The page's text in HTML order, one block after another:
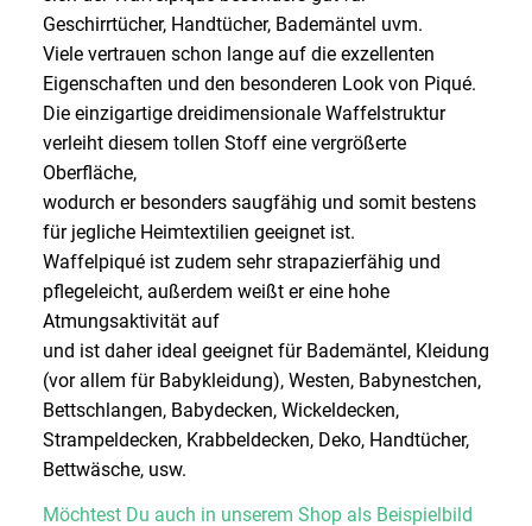
Geschirrtücher, Handtücher, Bademäntel uvm.
Viele vertrauen schon lange auf die exzellenten
Eigenschaften und den besonderen Look von Piqué.
Die einzigartige dreidimensionale Waffelstruktur
verleiht diesem tollen Stoff eine vergrößerte
Oberfläche,
wodurch er besonders saugfähig und somit bestens
für jegliche Heimtextilien geeignet ist.
Waffelpiqué ist zudem sehr strapazierfähig und
pflegeleicht, außerdem weißt er eine hohe
Atmungsaktivität auf
und ist daher ideal geeignet für Bademäntel, Kleidung
(vor allem für Babykleidung), Westen, Babynestchen,
Bettschlangen, Babydecken, Wickeldecken,
Strampeldecken, Krabbeldecken, Deko, Handtücher,
Bettwäsche, usw.
Möchtest Du auch in unserem Shop als Beispielbild